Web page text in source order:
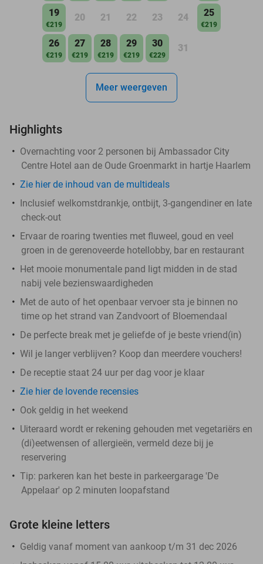
19
€219
20 21 22 23 24 25
€219
26
€219
27
€219
28
€219
29
€219
30
€229
31
Meer weergeven
Highlights
Overnachting voor 2 personen bij Ambassador City
Centre Hotel aan de Oude Groenmarkt in hartje Haarlem
Zie hier de inhoud van de multideals
Inclusief welkomstdrankje, ontbijt, 3-gangendiner en late
check-out
Ervaar de roaring twenties met fluweel, goud en veel
groen in de gerenoveerde hotellobby, bar en restaurant
Het mooie monumentale pand ligt midden in de stad
nabij vele bezienswaardigheden
Met de auto of het openbaar vervoer sta je binnen no
time op het strand van Zandvoort of Bloemendaal
De perfecte break met je geliefde of je beste vriend(in)
Wil je langer verblijven? Koop dan meerdere vouchers!
De receptie staat 24 uur per dag voor je klaar
Zie hier de lovende recensies
Ook geldig in het weekend
Uiteraard wordt er rekening gehouden met vegetariërs en
(di)eetwensen of allergieën, vermeld deze bij je
reservering
Tip: parkeren kan het beste in parkeergarage 'De
Appelaar' op 2 minuten loopafstand
Grote kleine letters
Geldig vanaf moment van aankoop t/m 31 dec 2026